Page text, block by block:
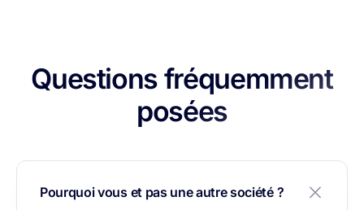
Questions fréquemment
posées
Pourquoi vous et pas une autre société ?